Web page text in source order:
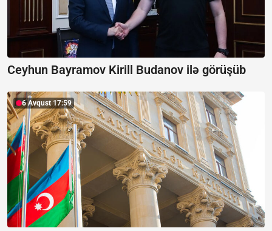
Ceyhun Bayramov Kirill Budanov ilə görüşüb
6 Avqust 17:59